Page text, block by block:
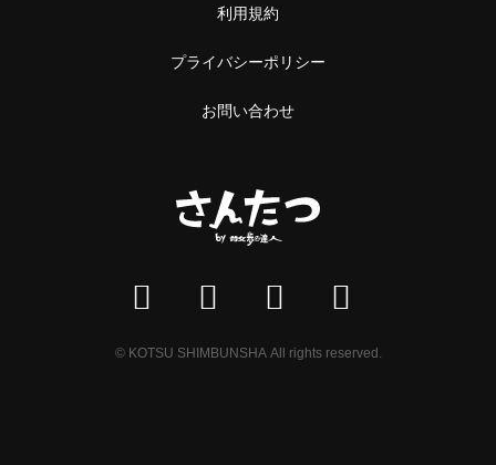
利用規約
プライバシーポリシー
お問い合わせ
© KOTSU SHIMBUNSHA All rights reserved.